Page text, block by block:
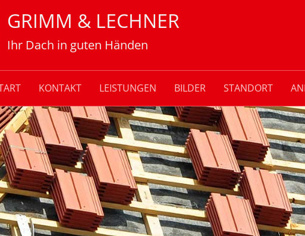
GRIMM & LECHNER
Ihr Dach in guten Händen
KONTAKT LEISTUNGEN BILDER STANDORT